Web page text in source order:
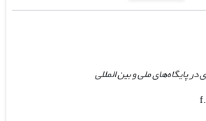
پایگاه‌های ملی و بین المللی